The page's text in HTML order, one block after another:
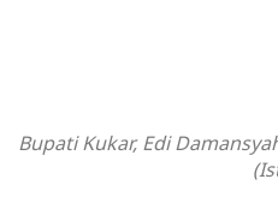
Bupati Kukar, Edi